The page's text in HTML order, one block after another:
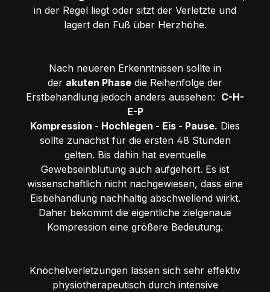
in der Regel liegt oder sitzt der Verletzte und
lagert den Fuß über Herzhöhe.
Nach neueren Erkenntnissen sollte in
der akuten Phase die Reihenfolge der
Erstbehandlung jedoch anders aussehen: C-H-
E-P
Kompression - Hochlegen - Eis - Pause. Dies
sollte zunächst für die ersten 48 Stunden
gelten. Bis dahin hat eventuelle
Gewebseinblutung auch aufgehört. Es ist
wissenschaftlich nicht nachgewiesen, dass eine
Eisbehandlung nachhaltig abschwellend wirkt.
Daher bekommt die eigentliche zielgenaue
Kompression eine größere Bedeutung.
Knöchelverletzungen lassen sich sehr effektiv
physiotherapeutisch durch intensive